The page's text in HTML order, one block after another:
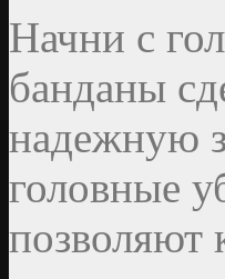
Начни с
банданы
надежную
головные
позволяют